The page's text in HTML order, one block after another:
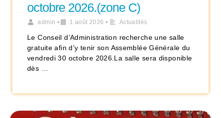
octobre 2026.(zone C)
admin • 1 août 2026 • Actualités
Le Conseil d’Administration recherche une salle
gratuite afin d’y tenir son Assemblée Générale du
vendredi 30 octobre 2026.La salle sera disponible
dès …